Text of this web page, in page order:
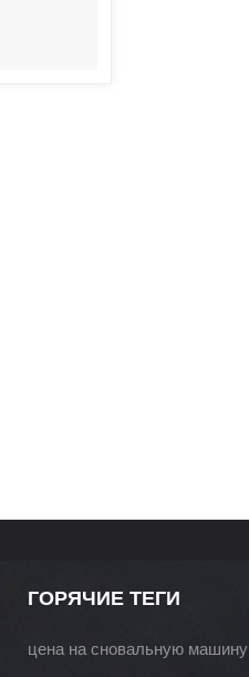
ГОРЯЧИЕ ТЕГИ
цена на сновальную машину